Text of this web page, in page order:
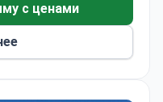
с ценами